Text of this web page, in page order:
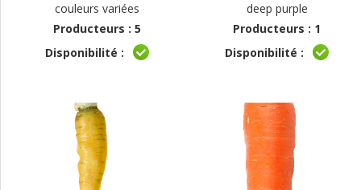
couleurs variées
Producteurs : 5
Disponibilité :
deep purple
Producteurs : 1
Disponibilité :